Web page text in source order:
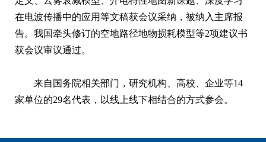
在电波传播中的应用等文稿获会议采纳，被纳入主席报
告。我国牵头修订的空地路径地物损耗模型等2项建议书
获会议审议通过。
来自国务院相关部门，研究机构、高校、企业等14
家单位的29名代表，以线上线下相结合的方式参会。